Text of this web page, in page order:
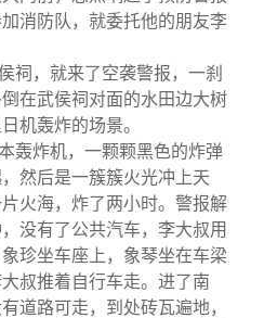
消防队，就委托他的朋友李
祠，就来了空袭警报，一刹
在武侯祠对面的水田边大树
机轰炸的场景。
轰炸机，一颗颗黑色的炸弹
然后是一簇簇火光冲上天
火海，炸了两小时。警报解
没有了公共汽车，李大叔用
珍坐车座上，象琴坐在车梁
叔推着自行车走。进了南
道路可走，到处砖瓦遍地，